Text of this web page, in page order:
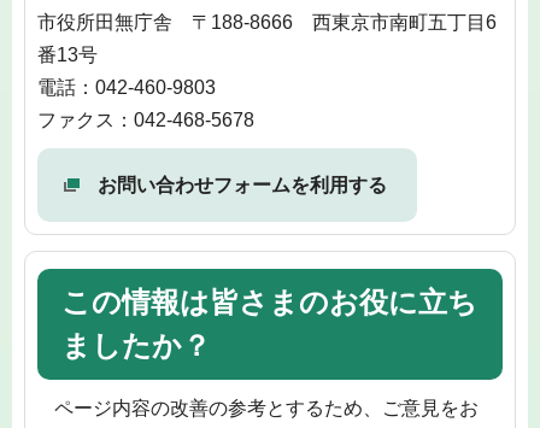
市役所田無庁舎 〒188-8666 西東京市南町五丁目6
番13号
電話：042-460-9803
ファクス：042-468-5678
お問い合わせフォームを利用する
この情報は皆さまのお役に立ち
ましたか？
ページ内容の改善の参考とするため、ご意見をお